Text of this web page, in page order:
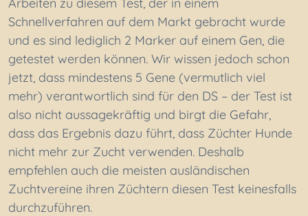
Schnellverfahren auf dem Markt gebracht wurde
und es sind lediglich 2 Marker auf einem Gen, die
getestet werden können. Wir wissen jedoch schon
jetzt, dass mindestens 5 Gene (vermutlich viel
mehr) verantwortlich sind für den DS – der Test ist
also nicht aussagekräftig und birgt die Gefahr,
dass das Ergebnis dazu führt, dass Züchter Hunde
nicht mehr zur Zucht verwenden. Deshalb
empfehlen auch die meisten ausländischen
Zuchtvereine ihren Züchtern diesen Test keinesfalls
durchzuführen.